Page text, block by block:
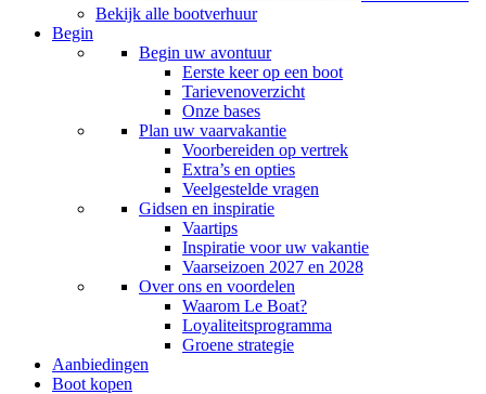
Bekijk alle bootverhuur
Begin
Begin uw avontuur
Eerste keer op een boot
Tarievenoverzicht
Onze bases
Plan uw vaarvakantie
Voorbereiden op vertrek
Extra’s en opties
Veelgestelde vragen
Gidsen en inspiratie
Vaartips
Inspiratie voor uw vakantie
Vaarseizoen 2027 en 2028
Over ons en voordelen
Waarom Le Boat?
Loyaliteitsprogramma
Groene strategie
Aanbiedingen
Boot kopen